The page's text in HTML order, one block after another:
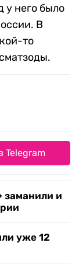
у него было
В
то
Telegram
заманили и
уже 12